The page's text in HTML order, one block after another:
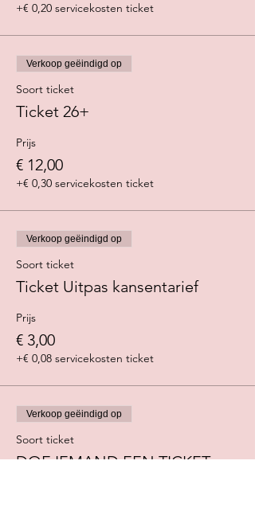
+€ 0,20 servicekosten ticket
Verkoop geëindigd op
Soort ticket
Ticket 26+
Prijs
€ 12,00
+€ 0,30 servicekosten ticket
Verkoop geëindigd op
Soort ticket
Ticket Uitpas kansentarief
Prijs
€ 3,00
+€ 0,08 servicekosten ticket
Verkoop geëindigd op
Soort ticket
DOE IEMAND EEN TICKET